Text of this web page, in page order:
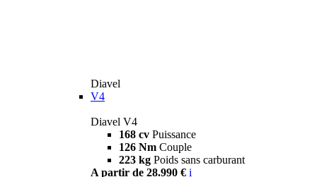
Diavel
V4
Diavel V4
168 cv Puissance
126 Nm Couple
223 kg Poids sans carburant
A partir de 28.990 € i